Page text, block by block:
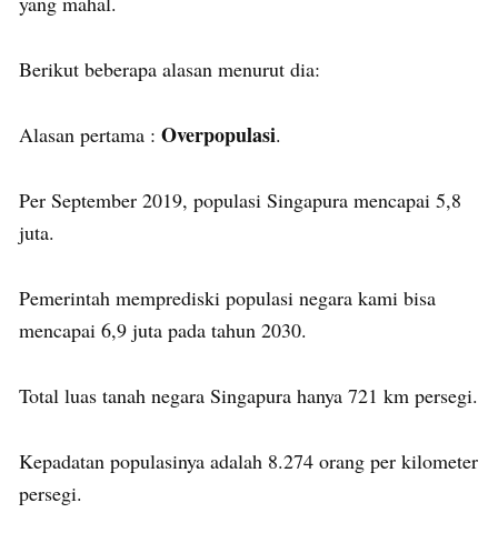
Berikut beberapa alasan menurut dia:
Alasan pertama : Overpopulasi.
Per September 2019, populasi Singapura mencapai 5,8
juta.
Pemerintah memprediski populasi negara kami bisa
mencapai 6,9 juta pada tahun 2030.
Total luas tanah negara Singapura hanya 721 km persegi.
Kepadatan populasinya adalah 8.274 orang per kilometer
persegi.